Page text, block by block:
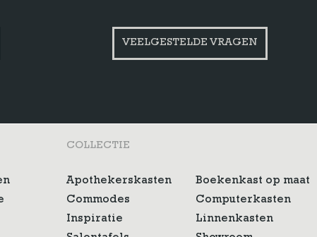
VEELGESTELDE VRAGEN
COLLECTIE
Apothekerskasten Boekenkast op maat
Commodes
Computerkasten
Inspiratie
Linnenkasten